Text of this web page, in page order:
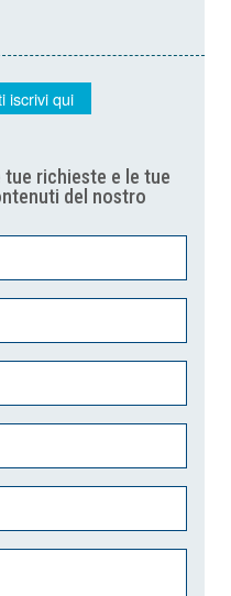
iscrivi qui
richieste e le tue
del nostro